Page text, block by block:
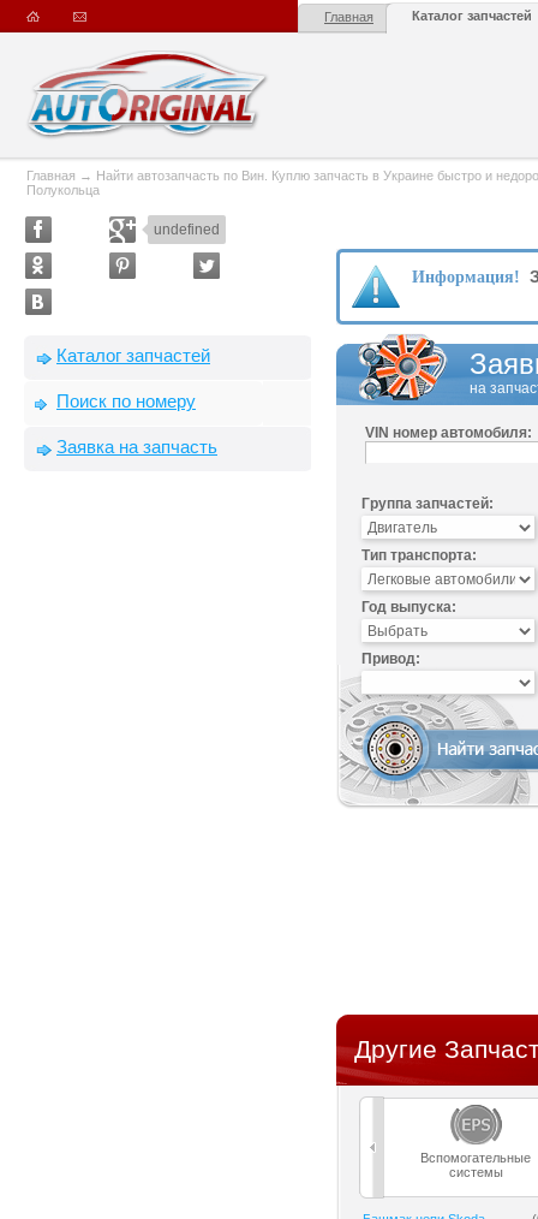
Главная Каталог запчастей
Главная → Найти автозапчасть по Вин. Куплю запчасть в Украине быстро и
Полукольца
undefined
Каталог запчастей
Поиск по номеру
Заявка на запчасть
Информация!
на
VIN номер автомобиля:
Группа запчастей:
Тип транспорта:
Год выпуска:
Привод:
Другие
Вспомогательные
системы